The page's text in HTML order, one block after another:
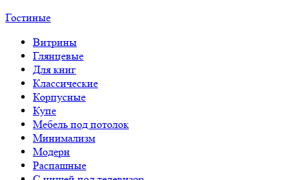
Гостиные
Витрины
Глянцевые
Для книг
Классические
Корпусные
Купе
Мебель под потолок
Минимализм
Модерн
Распашные